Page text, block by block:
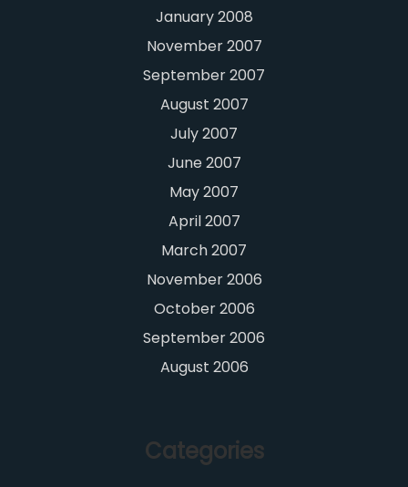
January 2008
November 2007
September 2007
August 2007
July 2007
June 2007
May 2007
April 2007
March 2007
November 2006
October 2006
September 2006
August 2006
Categories